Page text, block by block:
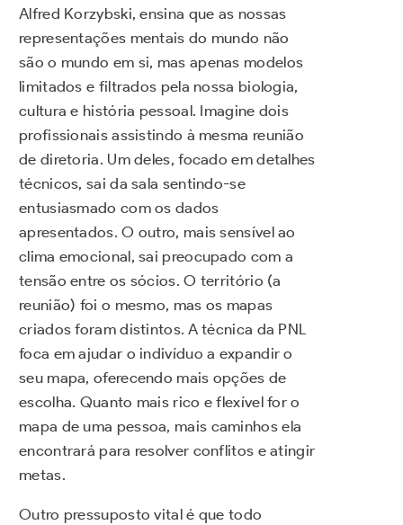
Alfred Korzybski, ensina que as nossas
representações mentais do mundo não
são o mundo em si, mas apenas modelos
limitados e filtrados pela nossa biologia,
cultura e história pessoal. Imagine dois
profissionais assistindo à mesma reunião
de diretoria. Um deles, focado em detalhes
técnicos, sai da sala sentindo-se
entusiasmado com os dados
apresentados. O outro, mais sensível ao
clima emocional, sai preocupado com a
tensão entre os sócios. O território (a
reunião) foi o mesmo, mas os mapas
criados foram distintos. A técnica da PNL
foca em ajudar o indivíduo a expandir o
seu mapa, oferecendo mais opções de
escolha. Quanto mais rico e flexível for o
mapa de uma pessoa, mais caminhos ela
encontrará para resolver conflitos e atingir
metas.
Outro pressuposto vital é que todo